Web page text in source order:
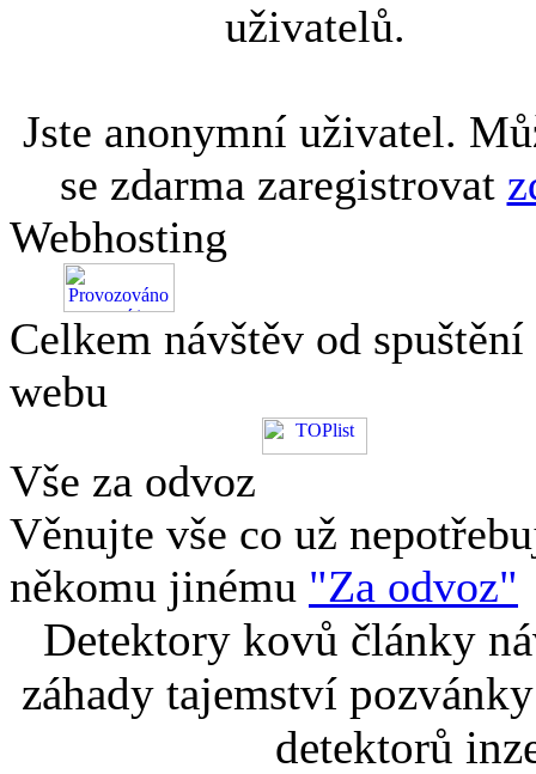
uživatelů.
Jste anonymní uživatel.
se zdarma zaregistrovat
Webhosting
Celkem návštěv od spuštění
webu
Vše za odvoz
Věnujte vše co už
někomu jinému "Za odvoz"
Detektory kovů články
záhady tajemství
detektorů